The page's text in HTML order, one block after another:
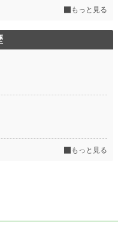
もっと見る
もっと見る